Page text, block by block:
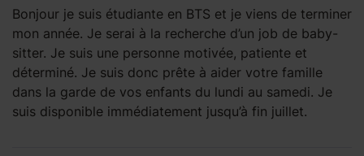
Bonjour je suis étudiante en BTS et je viens de terminer
mon année. Je serai à la recherche d’un job de baby-
sitter. Je suis une personne motivée, patiente et
déterminé. Je suis donc prête à aider votre famille
dans la garde de vos enfants du lundi au samedi. Je
suis disponible immédiatement jusqu’à fin juillet.